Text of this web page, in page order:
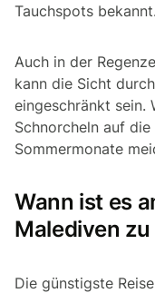
Tauchspots bekannt.
Auch in der
kann die Sicht
eingeschränkt sein.
Schnorcheln auf
Sommermonate
Wann ist es
Malediven
Die günstigste